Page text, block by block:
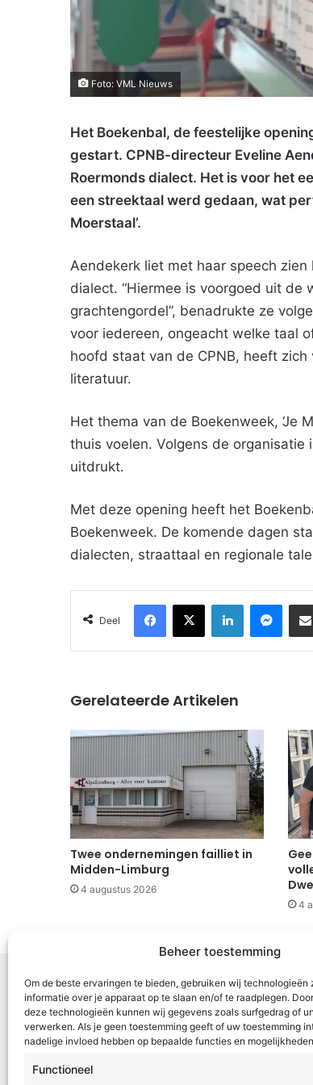
Beheer toestemming
Om de beste ervaringen te bieden, gebruiken wij technologieën
informatie over je apparaat op te slaan en/of te raadplegen.
deze technologieën kunnen wij gegevens zoals surfgedrag of
verwerken. Als je geen toestemming geeft of uw toestemming
nadelige invloed hebben op bepaalde functies en
Functioneel
Foto: VML Nieuws
Het Boekenbal, de feestelijke
gestart. CPNB-directeur Eveline
Roermonds dialect. Het is voor het
een streektaal werd gedaan, wat
Moerstaal’.
Aendekerk liet met haar speech
dialect. “Hiermee is voorgoed uit de
grachtengordel”, benadrukte ze
voor iedereen, ongeacht welke taal
hoofd staat van de CPNB, heeft
literatuur.
Het thema van de Boekenweek, ‘Je
thuis voelen. Volgens de
uitdrukt.
Met deze opening heeft het
Boekenweek. De komende dagen
dialecten, straattaal en regionale
Deel
Facebook
X LinkedIn
Gerelateerde Artikelen
Twee ondernemingen failliet in
Midden-Limburg
4 augustus 2026
4